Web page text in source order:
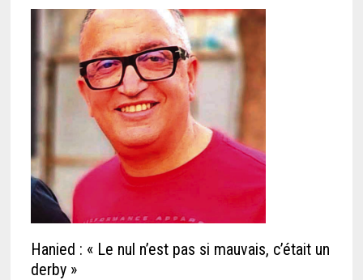
Hanied : « Le nul n’est pas si mauvais, c’était un
derby »